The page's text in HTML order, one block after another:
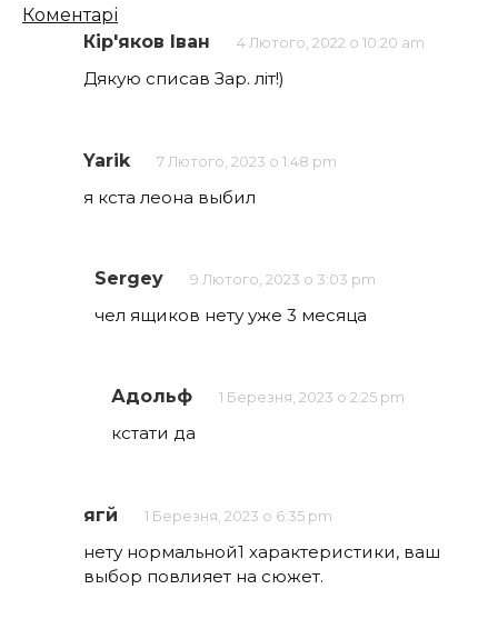
Кількість
коментарів
Коментарі
Кір'яков Іван
4 Лютого, 2022 о 10:20 am
Дякую списав Зар. літ!)
Yarik 7 Лютого, 2023 о 1:48 pm
я кста леона выбил
Sergey 9 Лютого, 2023 о 3:03 pm
чел ящиков нету уже 3 месяца
Адольф 1 Березня, 2023 о 2:25 pm
кстати да
ягй 1 Березня, 2023 о 6:35 pm
нету нормальной1 характеристики, ваш
выбор повлияет на сюжет.